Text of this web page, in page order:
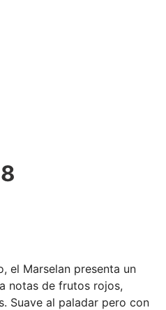
el Marselan presenta un
notas de frutos rojos,
Suave al paladar pero con